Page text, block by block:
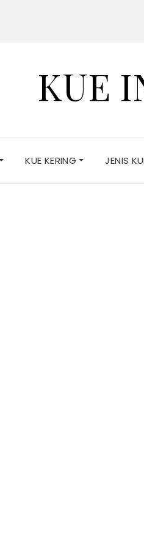
KUE
KUE KERING JENIS